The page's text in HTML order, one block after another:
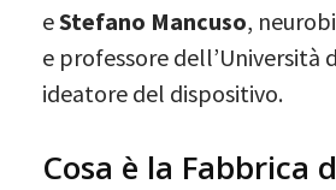
eStefano Mancuso,
e professore dell’Università
ideatore del dispositivo.
Cosa è la Fabbrica